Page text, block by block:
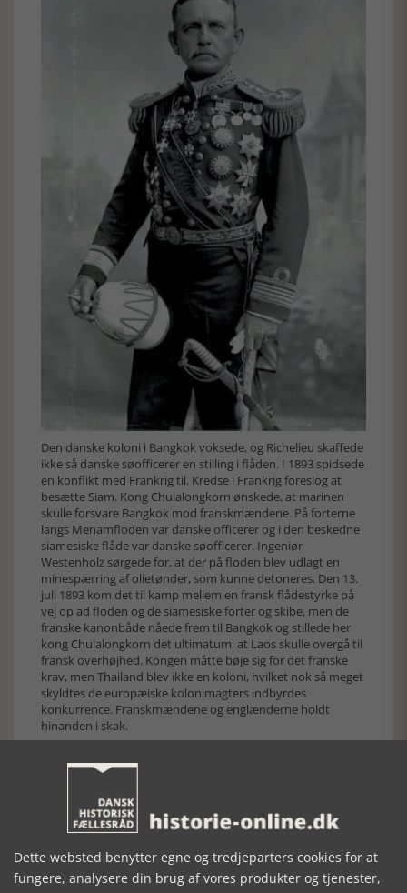
Den danske koloni i Bangkok voksede, og Richelieu skaffede
ikke så danske søofficerer en stilling i flåden. I 1893 spidsede
en konflikt med Frankrig til. Kredse i Frankrig foreslog at
besætte Siam. Kong Chulalongkorn ønskede, at marinen
skulle forsvare Bangkok mod franskmændene. På forterne
langs Menamfloden var danske officerer og i den beskedne
siamesiske flåde var danske søofficerer. Ingeniør
Westenholz sørgede for, at der på floden blev udlagt en
minespærring af olietønder, som kunne detoneres. Den 13.
juli 1893 kom det til kamp mellem en fransk flådestyrke på
vej op ad floden og de siamesiske forter og skibe, men de
franske kanonbåde nåede frem til Bangkok og stillede her
kong Chulalongkorn det ultimatum, at Laos skulle overgå til
fransk overhøjhed. Kongen måtte bøje sig for det franske
krav, men Thailand blev ikke en koloni, hvilket nok så meget
skyldtes de europæiske kolonimagters indbyrdes
konkurrence. Franskmændene og englænderne holdt
hinanden i skak.
kampen på Menam floden var Walther Christmas, og han
fartøjer og mandskab var i ringe forfatning og ikke egnet til
kamp. Hans kritik kom frem i de danske aviser, og den
oprørte såvel Richelieu som H. N. Andersen. Den første følte
sin ære krænket og den anden, at kritikken truede hans
forretninger og forbindelsen til kongen. Christmas fik sin
afsked i Siam, og da han kom tilbage til Danmark fortsatte
Dette websted benytter egne og tredjeparters cookies for at
fungere, analysere din brug af vores produkter og tjenester,